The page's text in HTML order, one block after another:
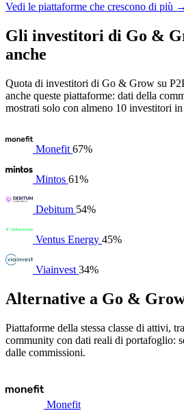
Vedi le piattaforme che crescono di più →
Gli investitori di Go &
anche
Quota di investitori di Go & Grow su
anche queste piattaforme: dati della
mostrati solo con almeno 10 investitori
Monefit 67%
Mintos 61%
Debitum 54%
Ventus Energy 45%
Viainvest 34%
Alternative a Go &
Piattaforme della stessa classe di attivi,
community con dati reali di portafoglio:
dalle commissioni.
Monefit